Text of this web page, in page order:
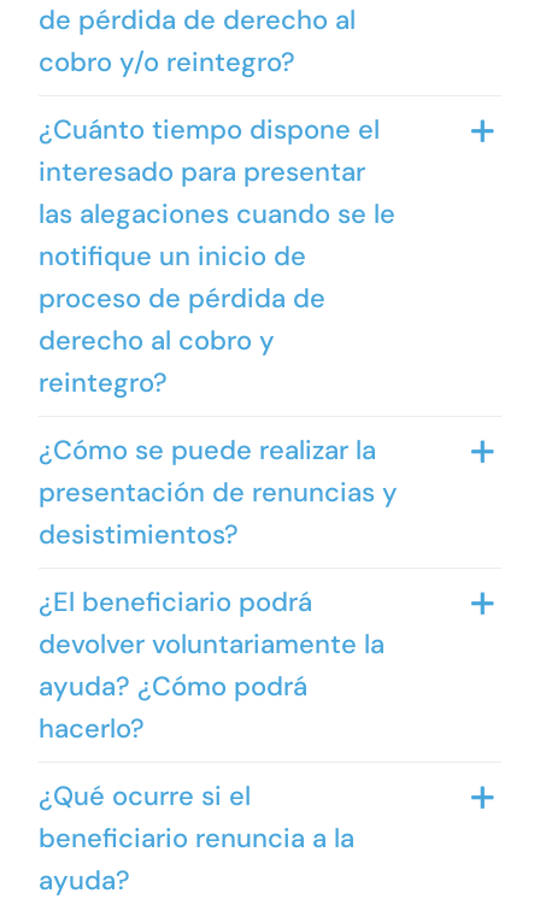
de pérdida de derecho al
cobro y/o reintegro?
¿Cuánto tiempo dispone el
interesado para presentar
las alegaciones cuando se le
notifique un inicio de
proceso de pérdida de
derecho al cobro y
reintegro?
¿Cómo se puede realizar la
presentación de renuncias y
desistimientos?
¿El beneficiario podrá
devolver voluntariamente la
ayuda? ¿Cómo podrá
hacerlo?
¿Qué ocurre si el
beneficiario renuncia a la
ayuda?